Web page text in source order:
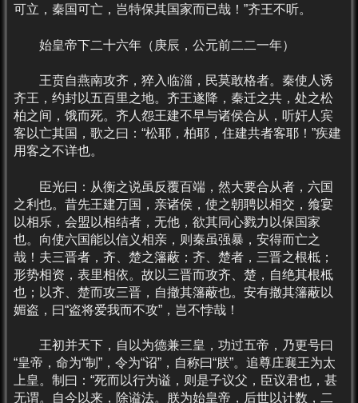
可立，秦国可亡，岂特保其国家而已哉！”齐王不听。
始皇帝下二十六年（庚辰，公元前二二一年）
王贲自燕南攻齐，猝入临淄，民莫敢格者。秦使人诱
齐王，约封以五百里之地。齐王遂降，秦迁之共，处之松
柏之间，饿而死。齐人怨王建不早与诸侯合从，听奸人宾
客以亡其国，歌之曰：“松耶，柏耶，住建共者客耶！”疾建
用客之不详也。
臣光曰：从衡之说虽反覆百端，然大要合从者，六国
之利也。昔先王建万国，亲诸侯，使之朝聘以相交，飨宴
以相乐，会盟以相结者，无他，欲其同心戮力以保国家
也。向使六国能以信义相亲，则秦虽强暴，安得而亡之
哉！夫三晋者，齐、楚之籓蔽；齐、楚者，三晋之根柢；
形势相资，表里相依。故以三晋而攻齐、楚，自绝其根柢
也；以齐、楚而攻三晋，自撤其籓蔽也。安有撤其籓蔽以
媚盗，曰“盗将爱我而不攻”，岂不悖哉！
王初并天下，自以为德兼三皇，功过五帝，乃更号曰
“皇帝，命为“制”，令为“诏”，自称曰“朕”。追尊庄襄王为太
上皇。制曰：“死而以行为谥，则是子议父，臣议君也，甚
无谓。自今以来，除谥法。朕为始皇帝，后世以计数，二